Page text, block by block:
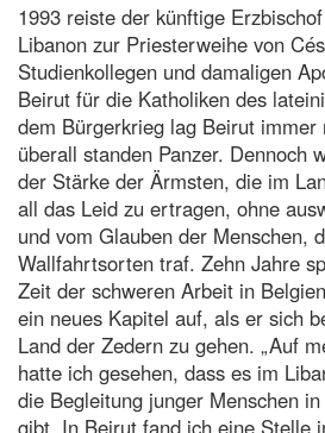
1993 reiste der künftige
Libanon zur Priesterweihe von
Studienkollegen und damaligen
Beirut für die Katholiken des
dem Bürgerkrieg lag Beirut immer
überall standen Panzer. Dennoch
der Stärke der Ärmsten, die im
all das Leid zu ertragen, ohne
und vom Glauben der Menschen,
Wallfahrtsorten traf. Zehn Jahre
Zeit der schweren Arbeit in
ein neues Kapitel auf, als er sich
Land der Zedern zu gehen. „Auf
hatte ich gesehen, dass es im
die Begleitung junger Menschen
gibt. In Beirut fand ich eine Stelle